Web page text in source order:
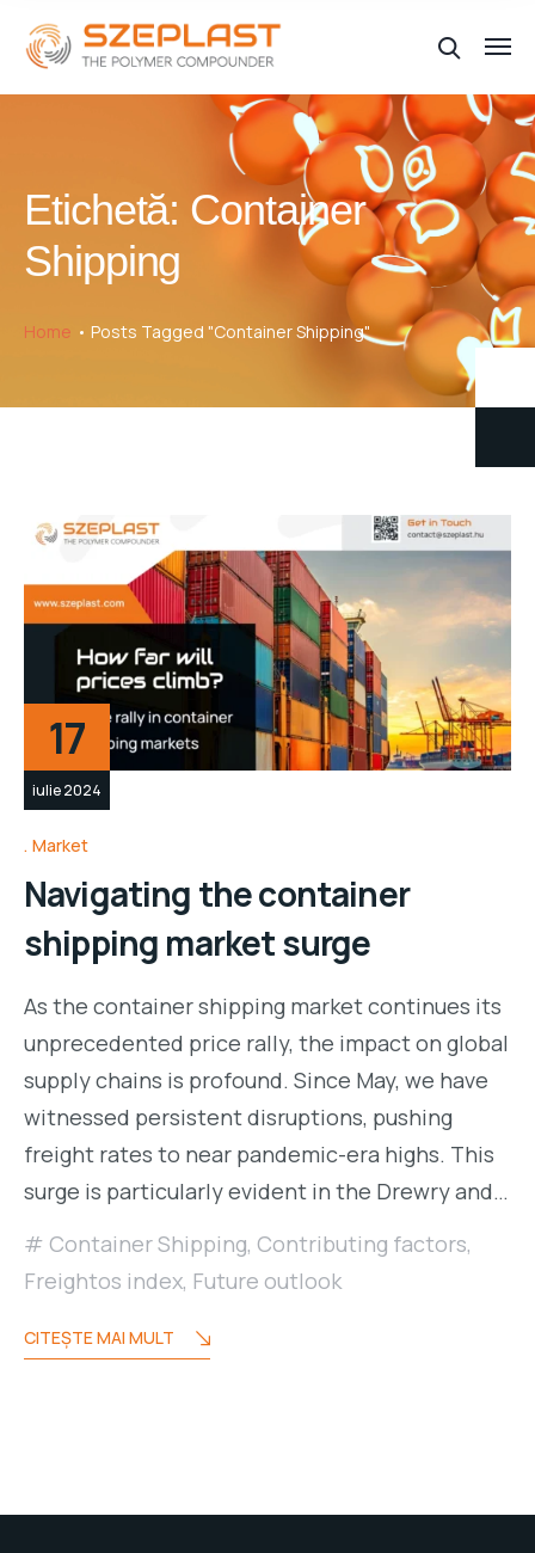
Etichetă: Container
Shipping
Home Posts Tagged "Container Shipping"
17
iulie 2024
Market
Navigating the container
shipping market surge
As the container shipping market continues its
unprecedented price rally, the impact on global
supply chains is profound. Since May, we have
witnessed persistent disruptions, pushing
freight rates to near pandemic-era highs. This
surge is particularly evident in the Drewry and…
Container Shipping, Contributing factors,
Freightos index, Future outlook
CITEŞTE MAI MULT